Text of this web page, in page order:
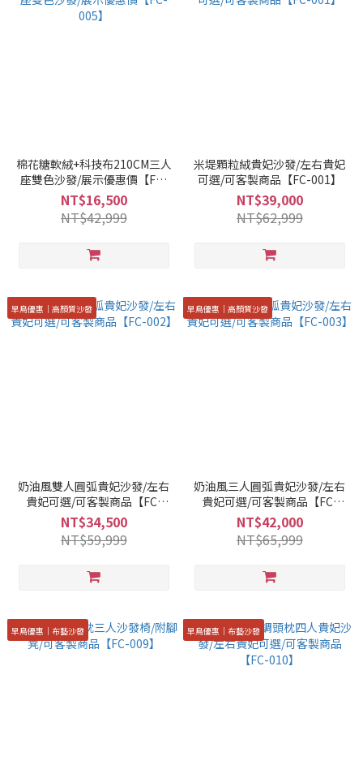
棉花糖軟絨+科技布210CM三人
座雙色沙發/展示優惠價【FC-
005】
NT$16,500
NT$42,999
米堤顆粒絨貴妃沙發/左右貴妃
可選/可客製商品【FC-001】
NT$39,000
NT$62,999
早鳥優惠｜高顏質沙發
奶油風雙人圓弧貴妃沙發/左右
貴妃可選/可客製商品【FC-
002】
NT$34,500
NT$59,999
早鳥優惠｜高顏質沙發
奶油風三人圓弧貴妃沙發/左右
貴妃可選/可客製商品【FC-
003】
NT$42,000
NT$65,999
早鳥優惠｜布藝沙發 早鳥優惠｜布藝沙發